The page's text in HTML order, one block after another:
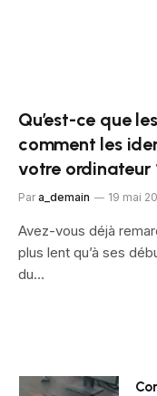
Qu’est-ce que
comment les
votre ordinateur
Par a_demain 19 mai
Avez-vous déjà
plus lent qu’à ses
du…